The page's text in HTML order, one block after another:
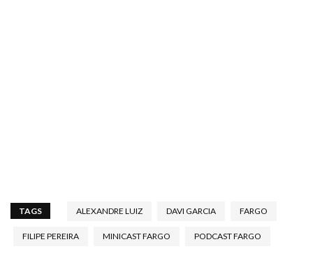
TAGS ALEXANDRE LUIZ DAVI GARCIA FARGO
FILIPE PEREIRA MINICAST FARGO PODCAST FARGO